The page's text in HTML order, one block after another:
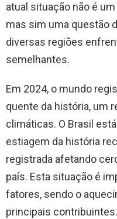
atual situação não é
mas sim uma questão
diversas regiões
semelhantes.
Em 2024, o mundo
quente da história, um
climáticas. O Brasil
estiagem da história
registrada afetando
país. Esta situação é
fatores, sendo o
principais contribuintes.